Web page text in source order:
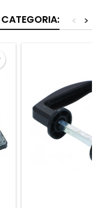
>
<